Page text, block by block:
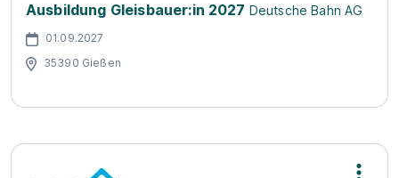
Ausbildung Gleisbauer:in 2027 Deutsche Bahn AG
01.09.2027
35390 Gießen